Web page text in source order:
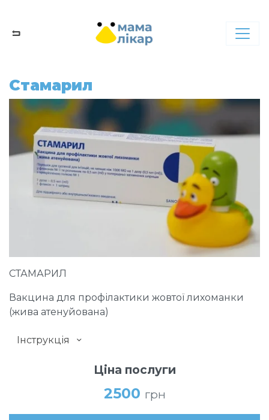
Стамарил
СТАМАРИЛ
Вакцина для профілактики жовтої лихоманки
(жива атенуйована)
Інструкція
Ціна послуги
2500 грн